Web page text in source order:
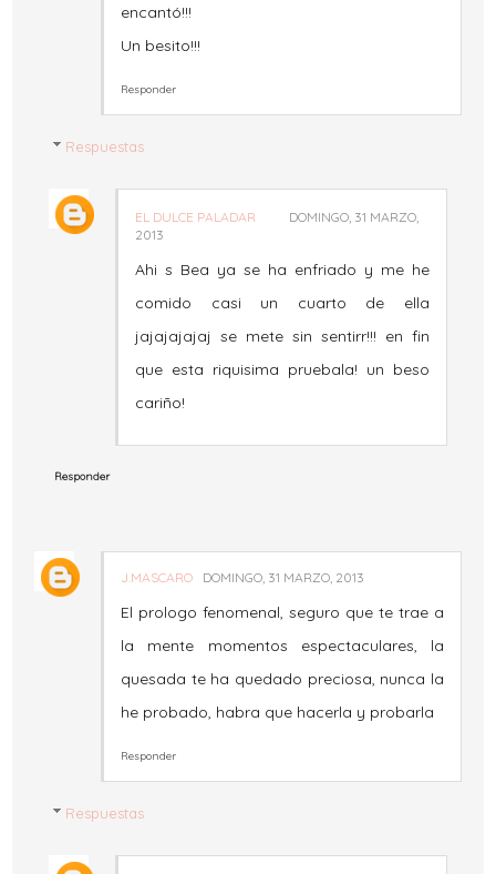
encantó!!!
Un besito!!!
Responder
Respuestas
EL DULCE PALADAR
DOMINGO, 31 MARZO,
2013
Ahi s Bea ya se ha enfriado y me he
comido casi un cuarto de ella
jajajajajaj se mete sin sentirr!!! en fin
que esta riquisima pruebala! un beso
cariño!
Responder
J.MASCARO DOMINGO, 31 MARZO, 2013
El prologo fenomenal, seguro que te trae a
la mente momentos espectaculares, la
quesada te ha quedado preciosa, nunca la
he probado, habra que hacerla y probarla
Responder
Respuestas